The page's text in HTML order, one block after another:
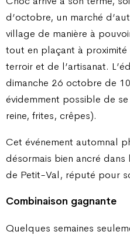
d’octobre, un marché
village de manière à
tout en plaçant à
terroir et de l’artisanat.
dimanche 26 octobre de
évidemment possible de
reine, frites, crêpes).
Cet événement automnal
désormais bien ancré
de Petit-Val, réputé pour
Combinaison gagnante
Quelques semaines